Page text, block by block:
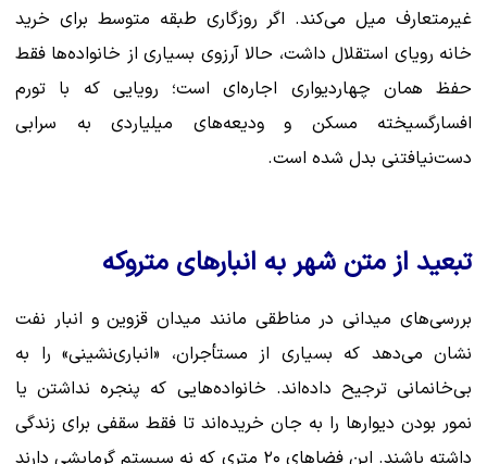
غیرمتعارف میل می‌کند. اگر روزگاری طبقه متوسط برای خرید
خانه رویای استقلال داشت، حالا آرزوی بسیاری از خانواده‌ها فقط
حفظ همان چهاردیواری اجاره‌ای است؛ رویایی که با تورم
افسارگسیخته مسکن و ودیعه‌های میلیاردی به سرابی
دست‌نیافتنی بدل شده است.
تبعید از متن شهر به انبارهای متروکه
بررسی‌های میدانی در مناطقی مانند میدان قزوین و انبار نفت
نشان می‌دهد که بسیاری از مستأجران، «انباری‌نشینی» را به
بی‌خانمانی ترجیح داده‌اند. خانواده‌هایی که پنجره نداشتن یا
نمور بودن دیوارها را به جان خریده‌اند تا فقط سقفی برای زندگی
داشته باشند. این فضاهای ۲۰ متری که نه سیستم گرمایشی دارند